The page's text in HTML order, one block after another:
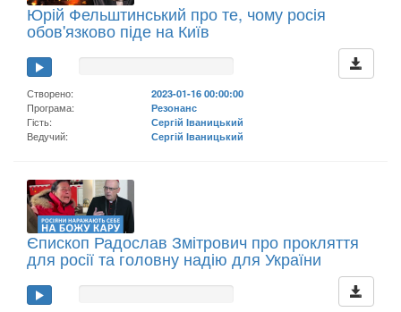
Юрій Фельштинський про те, чому росія
обов'язково піде на Київ
Створено:
2023-01-16 00:00:00
Програма:
Резонанс
Гість:
Сергій Іваницький
Ведучий:
Сергій Іваницький
Єпископ Радослав Змітрович про прокляття
для росії та головну надію для України